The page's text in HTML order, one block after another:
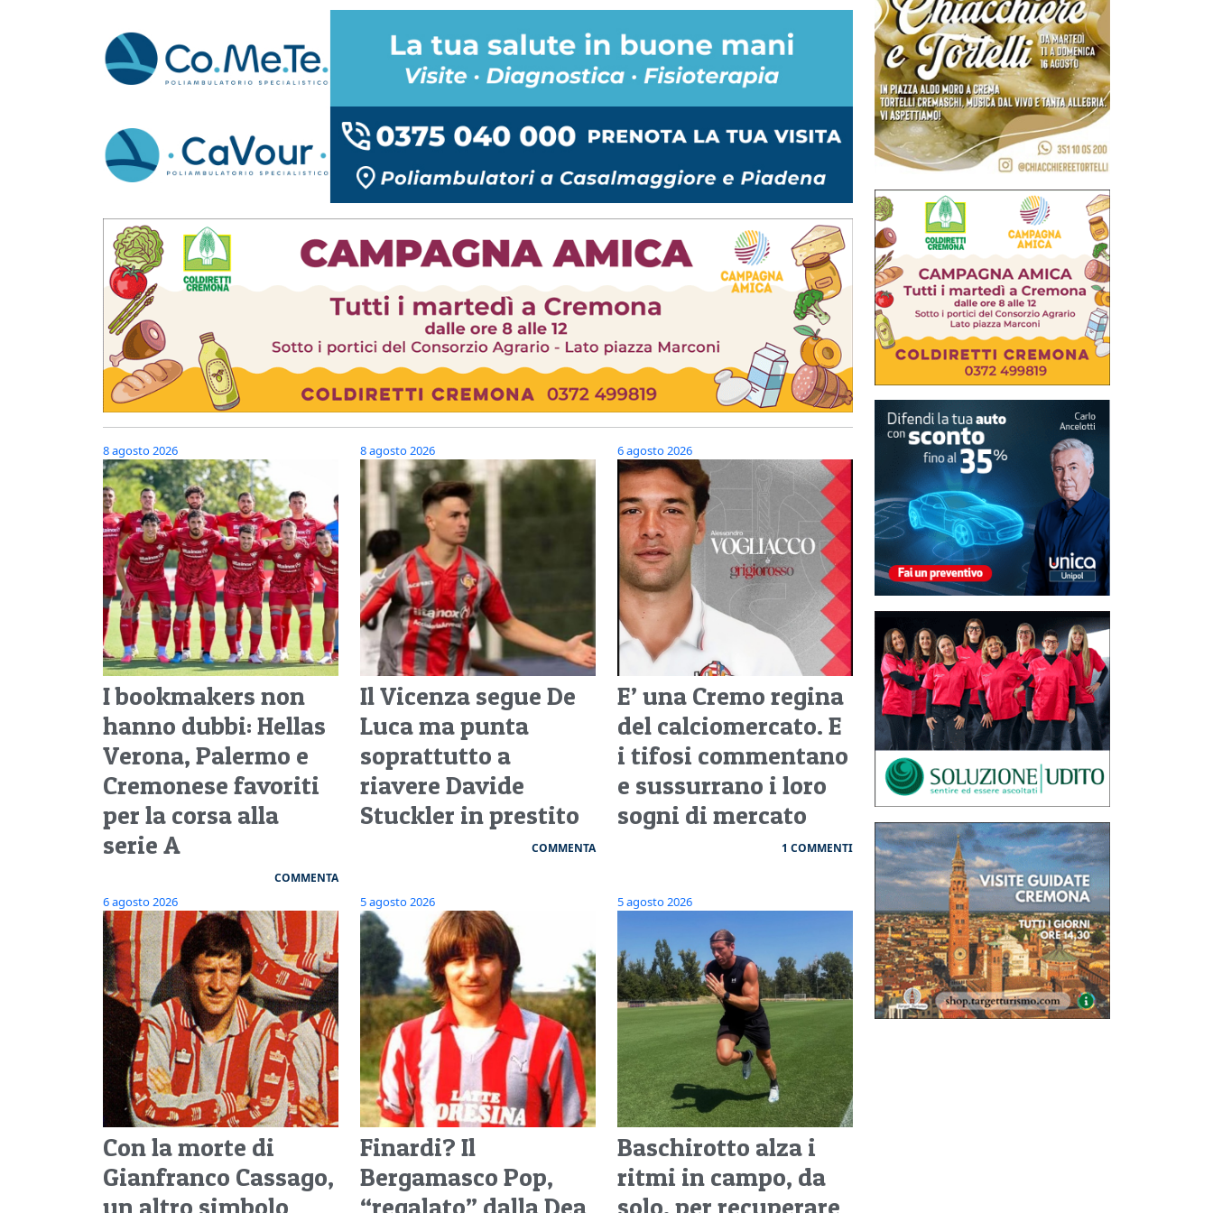
8 agosto 2026
I bookmakers non
hanno dubbi: Hellas
Verona, Palermo e
Cremonese favoriti
per la corsa alla
serie A
COMMENTA
8 agosto 2026
Il Vicenza segue De
Luca ma punta
soprattutto a
riavere Davide
Stuckler in prestito
COMMENTA
6 agosto 2026
E’ una Cremo regina
del calciomercato. E
i tifosi commentano
e sussurrano i loro
sogni di mercato
1 COMMENTI
6 agosto 2026
Con la morte di
Gianfranco Cassago,
un altro simbolo
5 agosto 2026
Finardi? Il
Bergamasco Pop,
“regalato” dalla Dea
5 agosto 2026
Baschirotto alza i
ritmi in campo, da
solo, per recuperare